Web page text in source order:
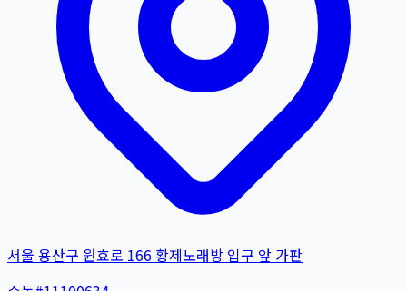
서울 용산구 원효로 166 황제노래방 입구 앞 가판